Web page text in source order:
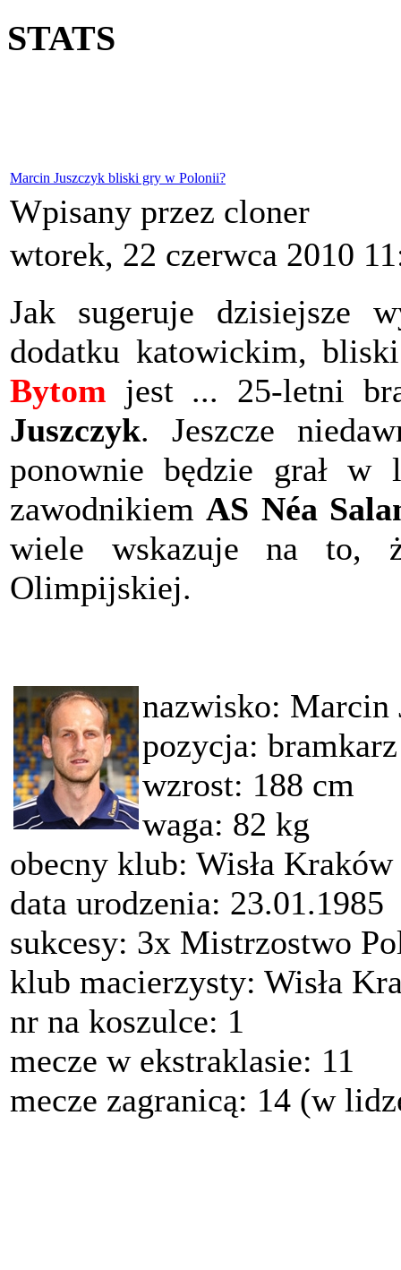
STATS
Marcin Juszczyk bliski gry w Polonii?
Wpisany przez cloner
wtorek, 22 czerwca 2010
Jak sugeruje dzisiejsze
dodatku katowickim,
Bytom jest ... 25-letni
Juszczyk. Jeszcze
ponownie będzie grał
zawodnikiemAS Néa
wiele wskazuje na to,
Olimpijskiej.
nazwisko: Marcin
pozycja: bramkarz
wzrost: 188 cm
waga: 82 kg
obecny klub: Wisła Kraków
data urodzenia: 23.01.1985
sukcesy: 3x Mistrzostwo
klub macierzysty: Wisła
nr na koszulce: 1
mecze w ekstraklasie: 11
mecze zagranicą: 14 (w